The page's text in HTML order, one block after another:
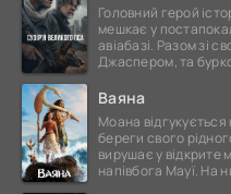
Головний герой
мешкає у
авіабазі. Разом зі
Джаспером, та
Ваяна
Моана відгукується
береги свого
вирушає у відкрите
напівбога Мауї. На